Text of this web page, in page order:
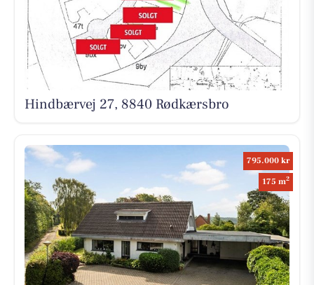
Hindbærvej 27, 8840 Rødkærsbro
795.000 kr
175 m2